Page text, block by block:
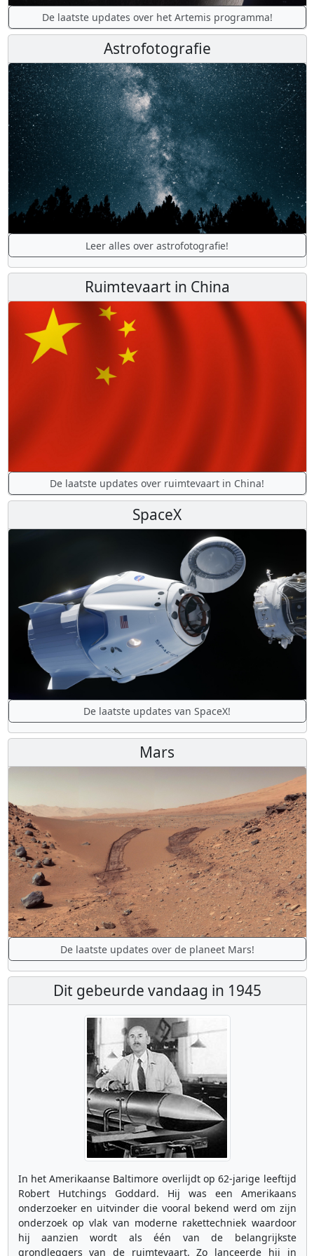
De laatste updates over het Artemis programma!
Astrofotografie
Leer alles over astrofotografie!
Ruimtevaart in China
De laatste updates over ruimtevaart in China!
SpaceX
De laatste updates van SpaceX!
Mars
De laatste updates over de planeet Mars!
Dit gebeurde vandaag in 1945
In het Amerikaanse Baltimore overlijdt op 62-jarige leeftijd
Robert Hutchings Goddard. Hij was een Amerikaans
onderzoeker en uitvinder die vooral bekend werd om zijn
onderzoek op vlak van moderne rakettechniek waardoor
hij aanzien wordt als één van de belangrijkste
grondleggers van de ruimtevaart. Zo lanceerde hij in